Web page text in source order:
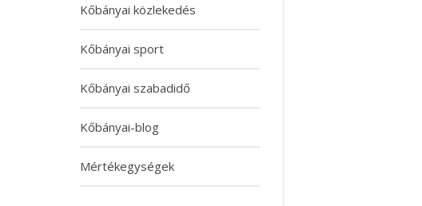
Kőbányai közlekedés
Kőbányai sport
Kőbányai szabadidő
Kőbányai-blog
Mértékegységek